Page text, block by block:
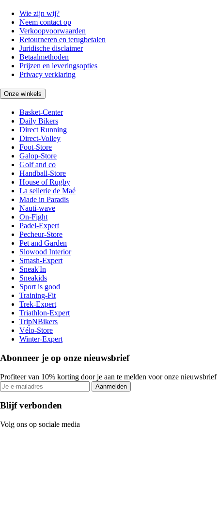
Wie zijn wij?
Neem contact op
Verkoopvoorwaarden
Retourneren en terugbetalen
Juridische disclaimer
Betaalmethoden
Prijzen en leveringsopties
Privacy verklaring
Onze winkels
Basket-Center
Daily Bikers
Direct Running
Direct-Volley
Foot-Store
Galop-Store
Golf and co
Handball-Store
House of Rugby
La sellerie de Maé
Made in Paradis
Nauti-wave
On-Fight
Padel-Expert
Pecheur-Store
Pet and Garden
Slowood Interior
Smash-Expert
Sneak'In
Sneakids
Sport is good
Training-Fit
Trek-Expert
Triathlon-Expert
TripNBikers
Vélo-Store
Winter-Expert
Abonneer je op onze nieuwsbrief
Profiteer van 10% korting door je aan te melden voor onze nieuwsbrief
Aanmelden
Blijf verbonden
Volg ons op sociale media